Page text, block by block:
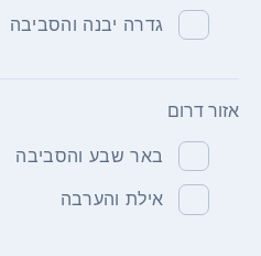
גדרה יבנה והסביבה
אזור דרום
באר שבע והסביבה
אילת והערבה